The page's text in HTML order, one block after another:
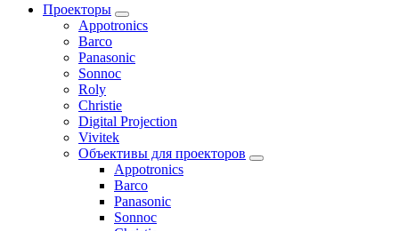
Проекторы
Appotronics
Barco
Panasonic
Sonnoc
Roly
Christie
Digital Projection
Vivitek
Объективы для проекторов
Appotronics
Barco
Panasonic
Sonnoc